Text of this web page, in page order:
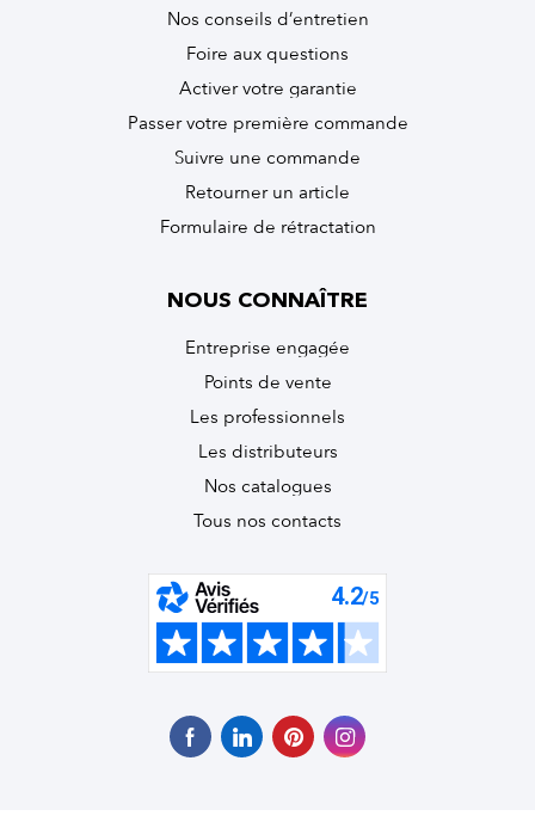
Nos conseils d’entretien
Foire aux questions
Activer votre garantie
Passer votre première commande
Suivre une commande
Retourner un article
Formulaire de rétractation
NOUS CONNAÎTRE
Entreprise engagée
Points de vente
Les professionnels
Les distributeurs
Nos catalogues
Tous nos contacts